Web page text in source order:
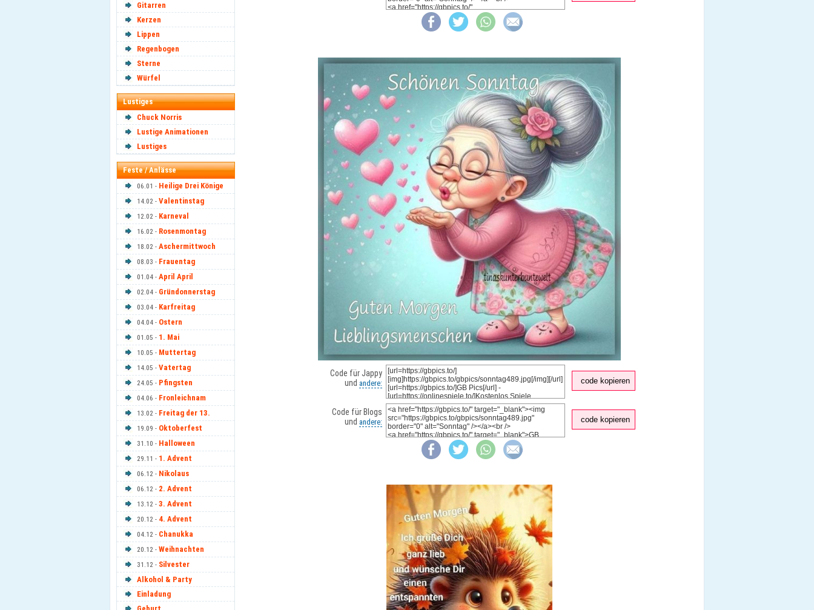
Gitarren
Kerzen
Lippen
Regenbogen
Sterne
Würfel
Lustiges
Chuck Norris
Lustige Animationen
Lustiges
Feste / Anlässe
06.01 - Heilige Drei Könige
14.02 - Valentinstag
12.02 - Karneval
16.02 - Rosenmontag
18.02 - Aschermittwoch
08.03 - Frauentag
01.04 - April April
02.04 - Gründonnerstag
03.04 - Karfreitag
04.04 - Ostern
01.05 - 1. Mai
10.05 - Muttertag
14.05 - Vatertag
24.05 - Pfingsten
04.06 - Fronleichnam
13.02 - Freitag der 13.
19.09 - Oktoberfest
31.10 - Halloween
29.11 - 1. Advent
06.12 - Nikolaus
06.12 - 2. Advent
13.12 - 3. Advent
20.12 - 4. Advent
04.12 - Chanukka
20.12 - Weihnachten
31.12 - Silvester
Alkohol & Party
Einladung
Code für Jappy
und andere: code kopieren
Code für Blogs
und andere: code kopieren